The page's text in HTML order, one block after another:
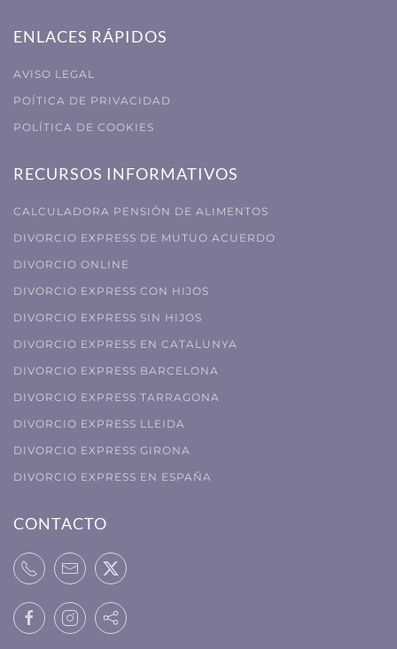
ENLACES RÁPIDOS
AVISO LEGAL
POÍTICA DE PRIVACIDAD
POLÍTICA DE COOKIES
RECURSOS INFORMATIVOS
CALCULADORA PENSIÓN DE ALIMENTOS
DIVORCIO EXPRESS DE MUTUO ACUERDO
DIVORCIO ONLINE
DIVORCIO EXPRESS CON HIJOS
DIVORCIO EXPRESS SIN HIJOS
DIVORCIO EXPRESS EN CATALUNYA
DIVORCIO EXPRESS BARCELONA
DIVORCIO EXPRESS TARRAGONA
DIVORCIO EXPRESS LLEIDA
DIVORCIO EXPRESS GIRONA
DIVORCIO EXPRESS EN ESPAÑA
CONTACTO